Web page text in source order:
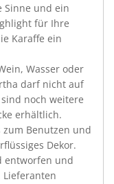
Sinne und ein
für Ihre
Karaffe ein
Wasser oder
darf nicht auf
noch weitere
erhältlich.
Benutzen und
Dekor.
entworfen und